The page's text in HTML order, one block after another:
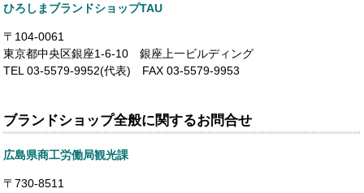
ひろしまブランドショップTAU
〒104-0061
東京都中央区銀座1-6-10 銀座上一ビルディング
TEL 03-5579-9952(代表) FAX 03-5579-9953
ブランドショップ全般に関するお問合せ
広島県商工労働局観光課
〒730-8511